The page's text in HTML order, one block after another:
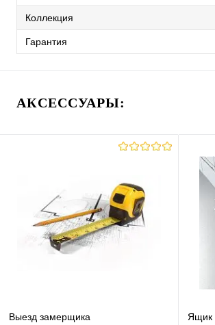
Коллекция
Гарантия
АКСЕССУАРЫ:
Выезд замерщика Ящик